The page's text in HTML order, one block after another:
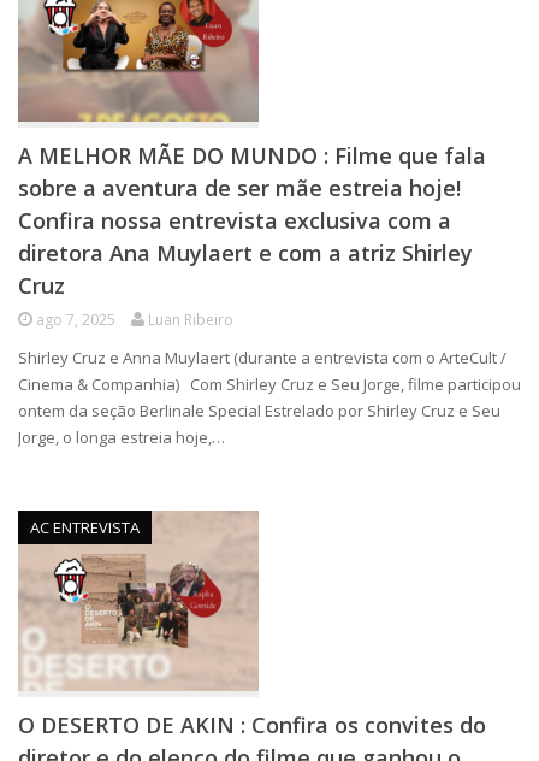
A MELHOR MÃE DO MUNDO : Filme que fala
sobre a aventura de ser mãe estreia hoje!
Confira nossa entrevista exclusiva com a
diretora Ana Muylaert e com a atriz Shirley
Cruz
ago 7, 2025 Luan Ribeiro
Shirley Cruz e Anna Muylaert (durante a entrevista com o ArteCult /
Cinema & Companhia) Com Shirley Cruz e Seu Jorge, filme participou
ontem da seção Berlinale Special Estrelado por Shirley Cruz e Seu
Jorge, o longa estreia hoje,…
AC ENTREVISTA
O DESERTO DE AKIN : Confira os convites do